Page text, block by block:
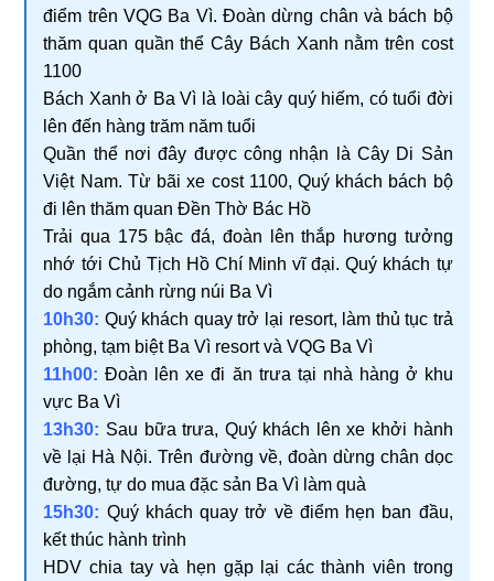
điểm trên VQG Ba Vì. Đoàn dừng chân và bách bộ
thăm quan quần thể Cây Bách Xanh nằm trên cost
1100
Bách Xanh ở Ba Vì là loài cây quý hiếm, có tuổi đời
lên đến hàng trăm năm tuổi
Quần thể nơi đây được công nhận là Cây Di Sản
Việt Nam. Từ bãi xe cost 1100, Quý khách bách bộ
đi lên thăm quan Đền Thờ Bác Hồ
Trải qua 175 bậc đá, đoàn lên thắp hương tưởng
nhớ tới Chủ Tịch Hồ Chí Minh vĩ đại. Quý khách tự
do ngắm cảnh rừng núi Ba Vì
10h30: Quý khách quay trở lại resort, làm thủ tục trả
phòng, tạm biệt Ba Vì resort và VQG Ba Vì
11h00: Đoàn lên xe đi ăn trưa tại nhà hàng ở khu
vực Ba Vì
13h30: Sau bữa trưa, Quý khách lên xe khởi hành
về lại Hà Nội. Trên đường về, đoàn dừng chân dọc
đường, tự do mua đặc sản Ba Vì làm quà
15h30: Quý khách quay trở về điểm hẹn ban đầu,
kết thúc hành trình
HDV chia tay và hẹn gặp lại các thành viên trong